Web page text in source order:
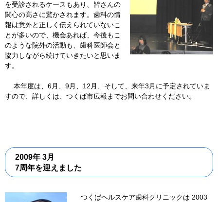
を受診されるケースもあり、皆さんの
関心の高さに驚かされます。歯科の情
報は意外と正しく伝えられていないこ
とが多いので、機会あれば、今後もこ
のような院外の活動も、歯科医師会と
協力しながら続けていきたいと思いま
す。
本年度は、6月、9月、12月、そして、来年3月に予定されていま
すので、詳しくは、つくば市広報までお問い合わせください。
2009年 3月
7周年を迎えました
つくばヘルスケア歯科クリニックは 2003